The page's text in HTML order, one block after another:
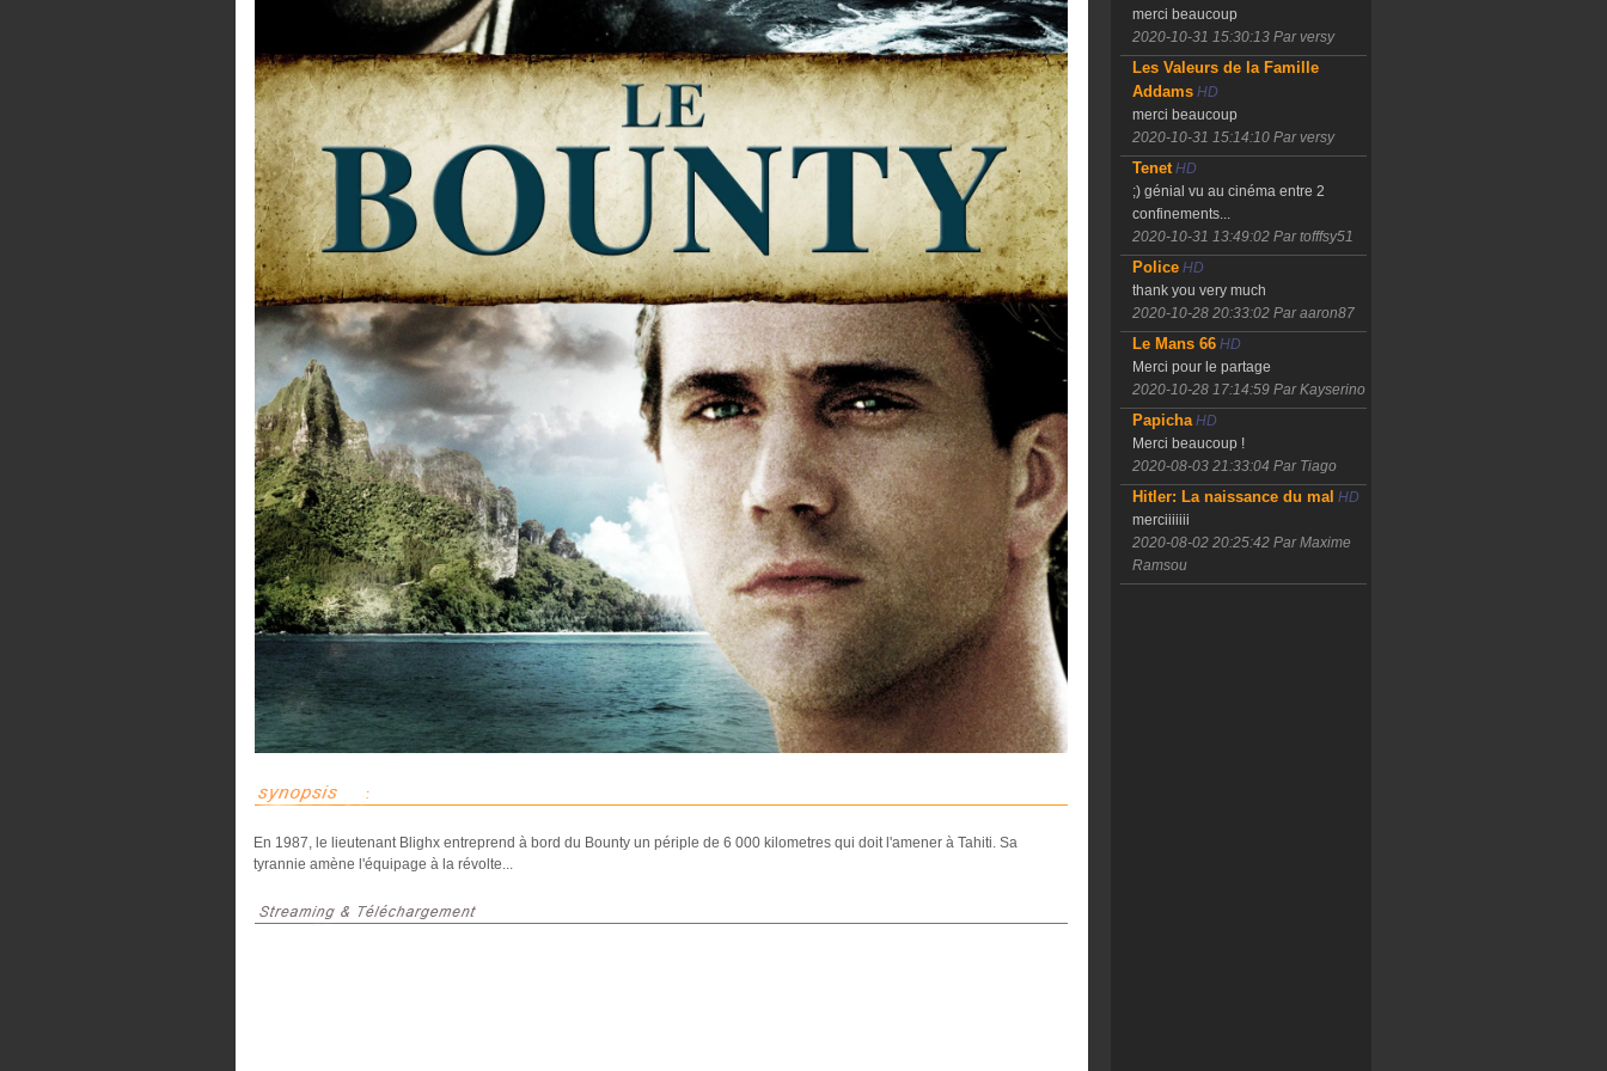
En 1987, le lieutenant Blighx entreprend à bord du Bounty un périple de 6 000 kilometres qui doit l'amener à Tahiti. Sa
tyrannie amène l'équipage à la révolte...
merci beaucoup
2020-10-31 15:30:13 Par versy
Les Valeurs de la Famille
AddamsHD
merci beaucoup
2020-10-31 15:14:10 Par versy
TenetHD
;) génial vu au cinéma entre 2
confinements...
2020-10-31 13:49:02 Par tofffsy51
PoliceHD
thank you very much
2020-10-28 20:33:02 Par aaron87
Le Mans 66HD
Merci pour le partage
2020-10-28 17:14:59 Par Kayserino
PapichaHD
Merci beaucoup !
2020-08-03 21:33:04 Par Tiago
Hitler: La naissance du mal HD
merciiiiiii
2020-08-02 20:25:42 Par Maxime
Ramsou